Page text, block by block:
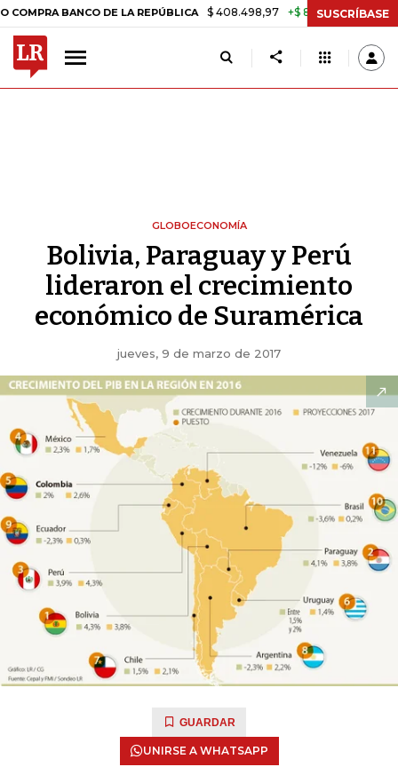
BANCO DE LA REPÚBLICA $ 408.498,97 +$ 8.753,81 +2,19%
SUSCRÍBASE
GLOBOECONOMÍA
Bolivia, Paraguay y Perú
lideraron el crecimiento
económico de Suramérica
jueves, 9 de marzo de 2017
GUARDAR
UNIRSE A WHATSAPP